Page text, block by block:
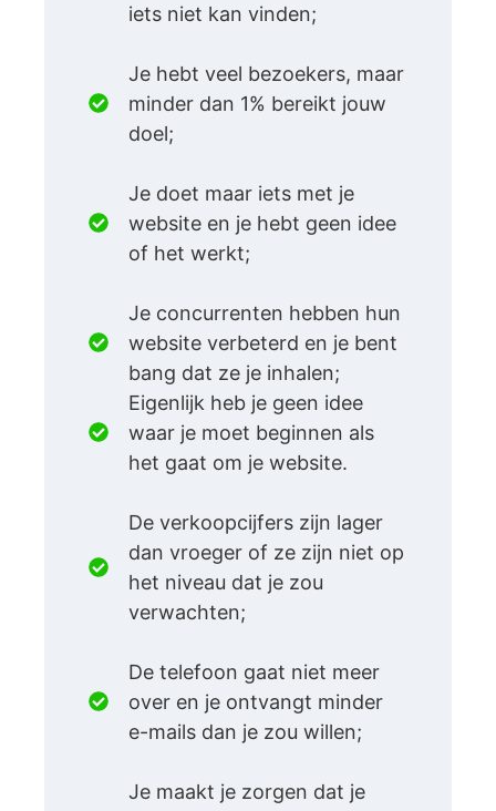
iets niet kan vinden;
Je hebt veel bezoekers, maar
minder dan 1% bereikt jouw
doel;
Je doet maar iets met je
website en je hebt geen idee
of het werkt;
Je concurrenten hebben hun
website verbeterd en je bent
bang dat ze je inhalen;
Eigenlijk heb je geen idee
waar je moet beginnen als
het gaat om je website.
De verkoopcijfers zijn lager
dan vroeger of ze zijn niet op
het niveau dat je zou
verwachten;
De telefoon gaat niet meer
over en je ontvangt minder
e-mails dan je zou willen;
Je maakt je zorgen dat je